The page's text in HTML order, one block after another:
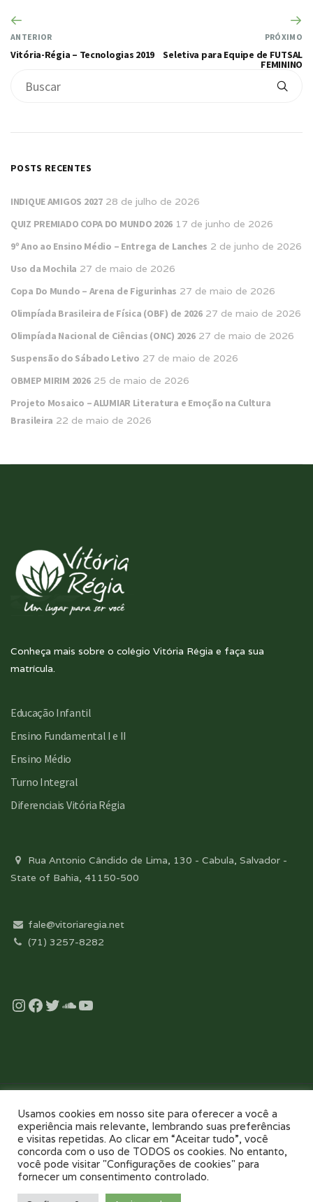
ANTERIOR
Vitória-Régia – Tecnologias 2019
PRÓXIMO
Seletiva para Equipe de FUTSAL
FEMININO
POSTS RECENTES
INDIQUE AMIGOS 2027 28 de julho de 2026
QUIZ PREMIADO COPA DO MUNDO 2026 17 de junho de 2026
9º Ano ao Ensino Médio – Entrega de Lanches 2 de junho de 2026
Uso da Mochila 27 de maio de 2026
Copa Do Mundo – Arena de Figurinhas 27 de maio de 2026
Olimpíada Brasileira de Física (OBF) de 2026 27 de maio de 2026
Olimpíada Nacional de Ciências (ONC) 2026 27 de maio de 2026
Suspensão do Sábado Letivo 27 de maio de 2026
OBMEP MIRIM 2026 25 de maio de 2026
Projeto Mosaico – ALUMIAR Literatura e Emoção na Cultura
Brasileira 22 de maio de 2026
Conheça mais sobre o colégio Vitória Régia e faça sua
matrícula.
Educação Infantil
Ensino Fundamental I e II
Ensino Médio
Turno Integral
Diferenciais Vitória Régia
Rua Antonio Cândido de Lima, 130 - Cabula, Salvador -
State of Bahia, 41150-500
fale@vitoriaregia.net
(71) 3257-8282
Instagram
Facebook
Twitter
Soundcloud
YouTube
Desenvolvido com essência pela:
NOSSO COLÉGIO TOUR VIRTUAL 360
Usamos cookies em nosso site para oferecer a você a
experiência mais relevante, lembrando suas preferências
e visitas repetidas. Ao clicar em “Aceitar tudo”, você
concorda com o uso de TODOS os cookies. No entanto,
você pode visitar "Configurações de cookies" para
fornecer um consentimento controlado.